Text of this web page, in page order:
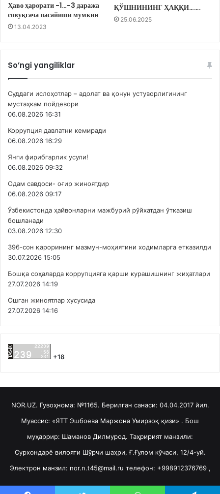
Ҳаво ҳарорати -1…-3 даража
совуқгача пасайиши мумкин
13.04.2023
ҚЎШНИНИНГ ҲАҚҚИ…….
25.06.2025
So’ngi yangiliklar
Суддаги ислоҳотлар – адолат ва қонун устуворлигининг
мустаҳкам пойдевори
06.08.2026 16:31
Коррупция давлатни кемиради
06.08.2026 16:29
Янги фирибгарлик усули!
06.08.2026 09:32
Одам савдоси- оғир жиноятдир
06.08.2026 09:17
Ўзбекистонда ҳайвонларни мажбурий рўйхатдан ўтказиш
бошланади
03.08.2026 12:30
396-сон қарорининг мазмун-моҳиятини ходимларга етказилди
30.07.2026 15:05
Бошқа соҳаларда коррупцияга қарши курашишнинг жиҳатлари
27.07.2026 14:19
Ошган жиноятлар хусусида
27.07.2026 14:16
+18
NOR.UZ. Гувоҳнома: №1165. Берилган санаси: 04.04.2017 йил.
Муассис: «ЯТТ Эшбоева Маржона Умирзоқ қизи» . Бош
муҳаррир: Шаманов Дилмурод. Таҳририят манзили:
Сурхондарё вилояти Шўрчи шаҳри, Ғ.Ғулом кўчаси, 12/4-уй.
Электрон манзил: nor.n.t45@mail.ru телефон: +998912376769 ,